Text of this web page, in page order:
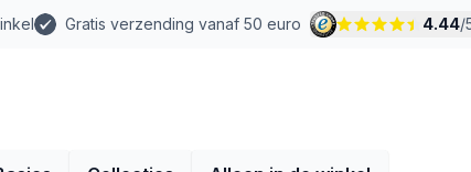
Gratis verzending vanaf 50 euro 4.44/